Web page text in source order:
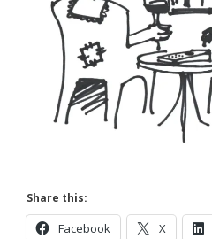
Share this:
Facebook X